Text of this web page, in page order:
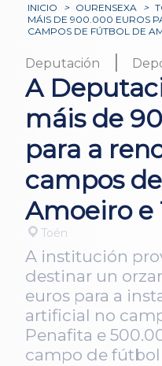
INICIO > OURENSEXA >
MÁIS DE 900.000 EUROS
CAMPOS DE FÚTBOL DE
Deputación |
A
máis de
para a
campos
Amoeiro e
Toén
A institución
destinar un
euros para a
artificial no
Penafita e
campo de fútbol